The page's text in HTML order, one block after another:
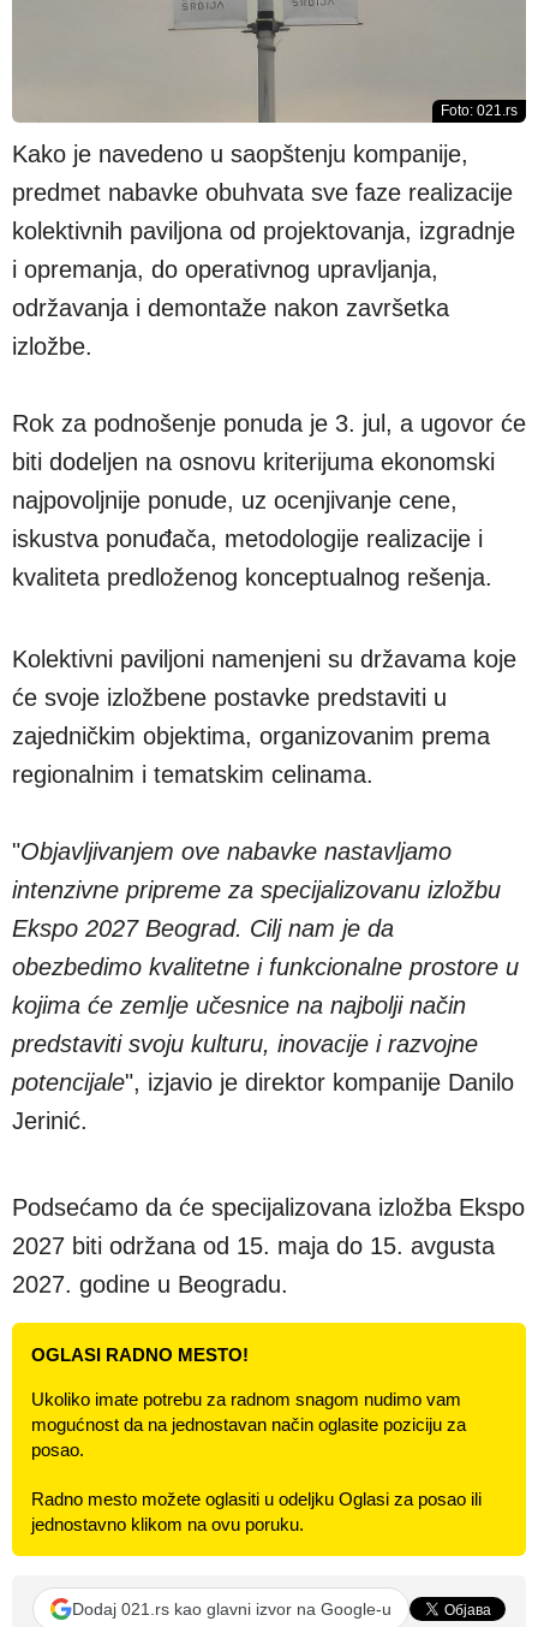
Foto: 021.rs
Kako je navedeno u saopštenju kompanije,
predmet nabavke obuhvata sve faze realizacije
kolektivnih paviljona od projektovanja, izgradnje
i opremanja, do operativnog upravljanja,
održavanja i demontaže nakon završetka
izložbe.
Rok za podnošenje ponuda je 3. jul, a ugovor će
biti dodeljen na osnovu kriterijuma ekonomski
najpovoljnije ponude, uz ocenjivanje cene,
iskustva ponuđača, metodologije realizacije i
kvaliteta predloženog konceptualnog rešenja.
Kolektivni paviljoni namenjeni su državama koje
će svoje izložbene postavke predstaviti u
zajedničkim objektima, organizovanim prema
regionalnim i tematskim celinama.
"Objavljivanjem ove nabavke nastavljamo
intenzivne pripreme za specijalizovanu izložbu
Ekspo 2027 Beograd. Cilj nam je da
obezbedimo kvalitetne i funkcionalne prostore u
kojima će zemlje učesnice na najbolji način
predstaviti svoju kulturu, inovacije i razvojne
potencijale", izjavio je direktor kompanije Danilo
Jerinić.
Podsećamo da će specijalizovana izložba Ekspo
2027 biti održana od 15. maja do 15. avgusta
2027. godine u Beogradu.
OGLASI RADNO MESTO!
Ukoliko imate potrebu za radnom snagom nudimo vam
mogućnost da na jednostavan način oglasite poziciju za
posao.
Radno mesto možete oglasiti u odeljku Oglasi za posao ili
jednostavno klikom na ovu poruku.
Dodaj 021.rs kao glavni izvor na Google-u